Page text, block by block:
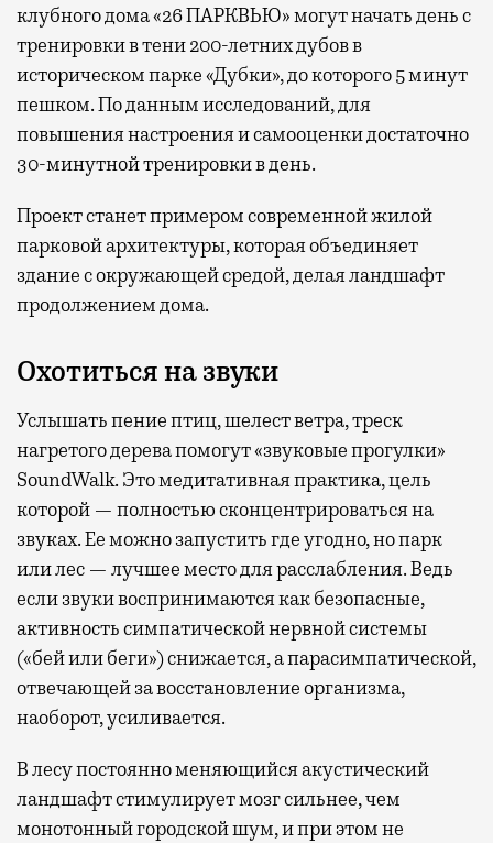
клубного дома «26 ПАРКВЬЮ» могут начать день с
тренировки в тени 200-летних дубов в
историческом парке «Дубки», до которого 5 минут
пешком. По данным исследований, для
повышения настроения и самооценки достаточно
30-минутной тренировки в день.
Проект станет примером современной жилой
парковой архитектуры, которая объединяет
здание с окружающей средой, делая ландшафт
продолжением дома.
Охотиться на звуки
Услышать пение птиц, шелест ветра, треск
нагретого дерева помогут «звуковые прогулки»
SoundWalk. Это медитативная практика, цель
которой — полностью сконцентрироваться на
звуках. Ее можно запустить где угодно, но парк
или лес — лучшее место для расслабления. Ведь
если звуки воспринимаются как безопасные,
активность симпатической нервной системы
(«бей или беги») снижается, а парасимпатической,
отвечающей за восстановление организма,
наоборот, усиливается.
В лесу постоянно меняющийся акустический
ландшафт стимулирует мозг сильнее, чем
монотонный городской шум, и при этом не